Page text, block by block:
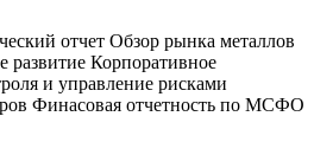
отчет Обзор рынка металлов
развитие Корпоративное
и управление рисками
Финасовая отчетность по МСФО